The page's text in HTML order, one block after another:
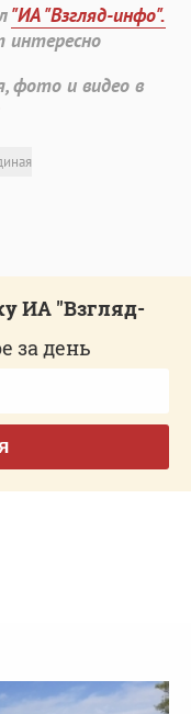
"ИА "Взгляд-инфо".
интересно
фото и видео в
ИА "Взгляд-
за день